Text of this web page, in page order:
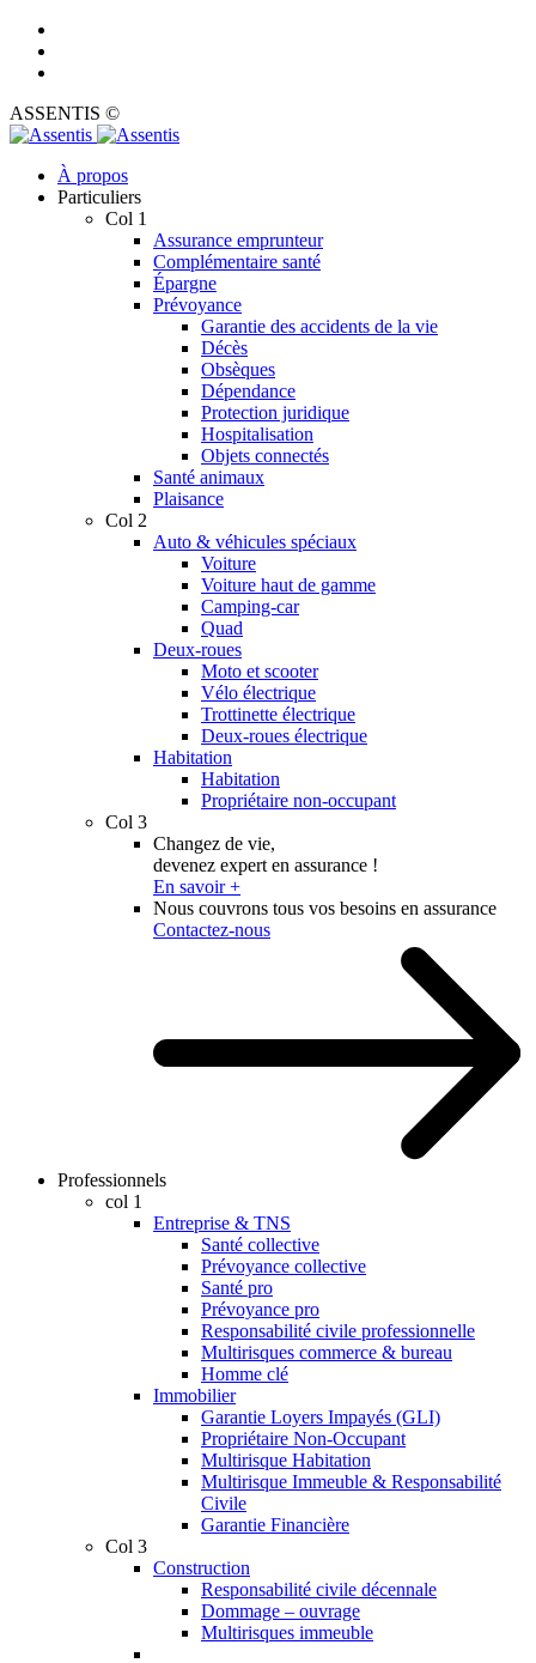
ASSENTIS ©
À propos
Particuliers
Col 1
Assurance emprunteur
Complémentaire santé
Épargne
Prévoyance
Garantie des accidents de la vie
Décès
Obsèques
Dépendance
Protection juridique
Hospitalisation
Objets connectés
Santé animaux
Plaisance
Col 2
Auto & véhicules spéciaux
Voiture
Voiture haut de gamme
Camping-car
Quad
Deux-roues
Moto et scooter
Vélo électrique
Trottinette électrique
Deux-roues électrique
Habitation
Habitation
Propriétaire non-occupant
Col 3
Changez de vie,
devenez expert en assurance !
En savoir +
Nous couvrons tous vos besoins en assurance
Contactez-nous
Professionnels
col 1
Entreprise & TNS
Santé collective
Prévoyance collective
Santé pro
Prévoyance pro
Responsabilité civile professionnelle
Multirisques commerce & bureau
Homme clé
Immobilier
Garantie Loyers Impayés (GLI)
Propriétaire Non-Occupant
Multirisque Habitation
Multirisque Immeuble & Responsabilité
Civile
Garantie Financière
Col 3
Construction
Responsabilité civile décennale
Dommage – ouvrage
Multirisques immeuble